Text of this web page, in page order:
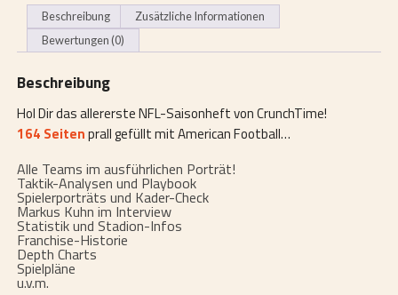
Beschreibung
Zusätzliche Informationen
Bewertungen (0)
Beschreibung
Hol Dir das allererste NFL-Saisonheft von CrunchTime!
164 Seitenprall gefüllt mit American Football…
Alle Teams im ausführlichen Porträt!
Taktik-Analysen und Playbook
Spielerporträts und Kader-Check
Markus Kuhn im Interview
Statistik und Stadion-Infos
Franchise-Historie
Depth Charts
Spielpläne
u.v.m.